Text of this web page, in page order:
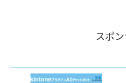
スポ